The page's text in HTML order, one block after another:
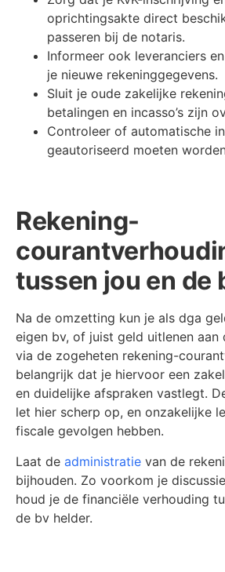
oprichtingsakte direct
passeren bij de notaris.
Informeer ook leveranciers
je nieuwe rekeninggegevens.
Sluit je oude zakelijke
betalingen en incasso’s zijn
Controleer of automatische
geautoriseerd moeten
Rekening-
tussen jou en de
Na de omzetting kun je als dga
eigen bv, of juist geld uitlenen
via de zogeheten rekening-
belangrijk dat je hiervoor een
en duidelijke afspraken vastlegt.
let hier scherp op, en onzakelijke
fiscale gevolgen hebben.
Laat de administratie van de
bijhouden. Zo voorkom je
houd je de financiële verhouding
de bv helder.